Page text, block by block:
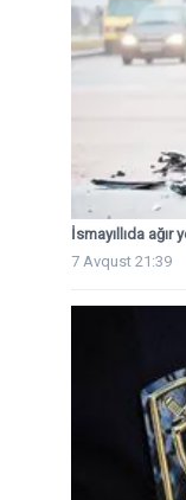
İsmayıllıda ağır
7 Avqust 21:39